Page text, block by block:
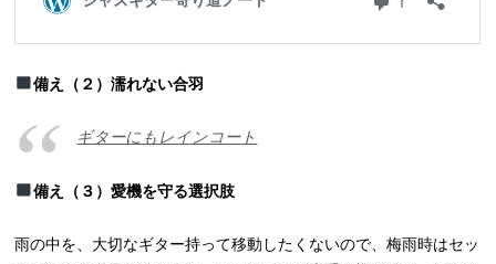
備え（２）濡れない合羽
ギターにもレインコート
備え（３）愛機を守る選択肢
雨の中を、大切なギター持って移動したくないので、梅雨時はセッ